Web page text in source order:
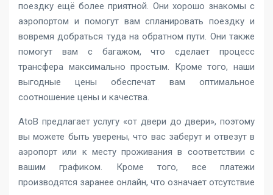
поездку ещё более приятной. Они хорошо знакомы с
аэропортом и помогут вам спланировать поездку и
вовремя добраться туда на обратном пути. Они также
помогут вам с багажом, что сделает процесс
трансфера максимально простым. Кроме того, наши
выгодные цены обеспечат вам оптимальное
соотношение цены и качества.
AtoB предлагает услугу «от двери до двери», поэтому
вы можете быть уверены, что вас заберут и отвезут в
аэропорт или к месту проживания в соответствии с
вашим графиком. Кроме того, все платежи
производятся заранее онлайн, что означает отсутствие